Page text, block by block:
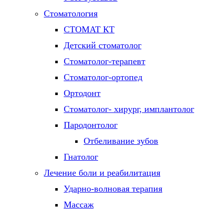
Стоматология
СТОМАТ КТ
Детский стоматолог
Стоматолог-терапевт
Стоматолог-ортопед
Ортодонт
Стоматолог- хирург, имплантолог
Пародонтолог
Отбеливание зубов
Гнатолог
Лечение боли и реабилитация
Ударно-волновая терапия
Массаж